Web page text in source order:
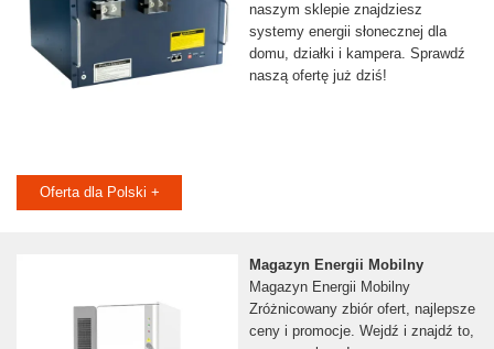
naszym sklepie znajdziesz
systemy energii słonecznej dla
domu, działki i kampera. Sprawdź
naszą ofertę już dziś!
Oferta dla Polski +
Magazyn Energii Mobilny
Magazyn Energii Mobilny
Zróżnicowany zbiór ofert, najlepsze
ceny i promocje. Wejdź i znajdź to,